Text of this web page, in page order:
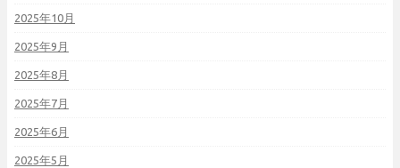
2025年10月
2025年9月
2025年8月
2025年7月
2025年6月
2025年5月